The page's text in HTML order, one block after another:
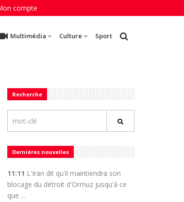
compte
Multimédia Culture Sport
Recherche
Dernières nouvelles
11:11 L'Iran dit qu'il maintiendra son
blocage du détroit d'Ormuz jusqu'à ce
que ...